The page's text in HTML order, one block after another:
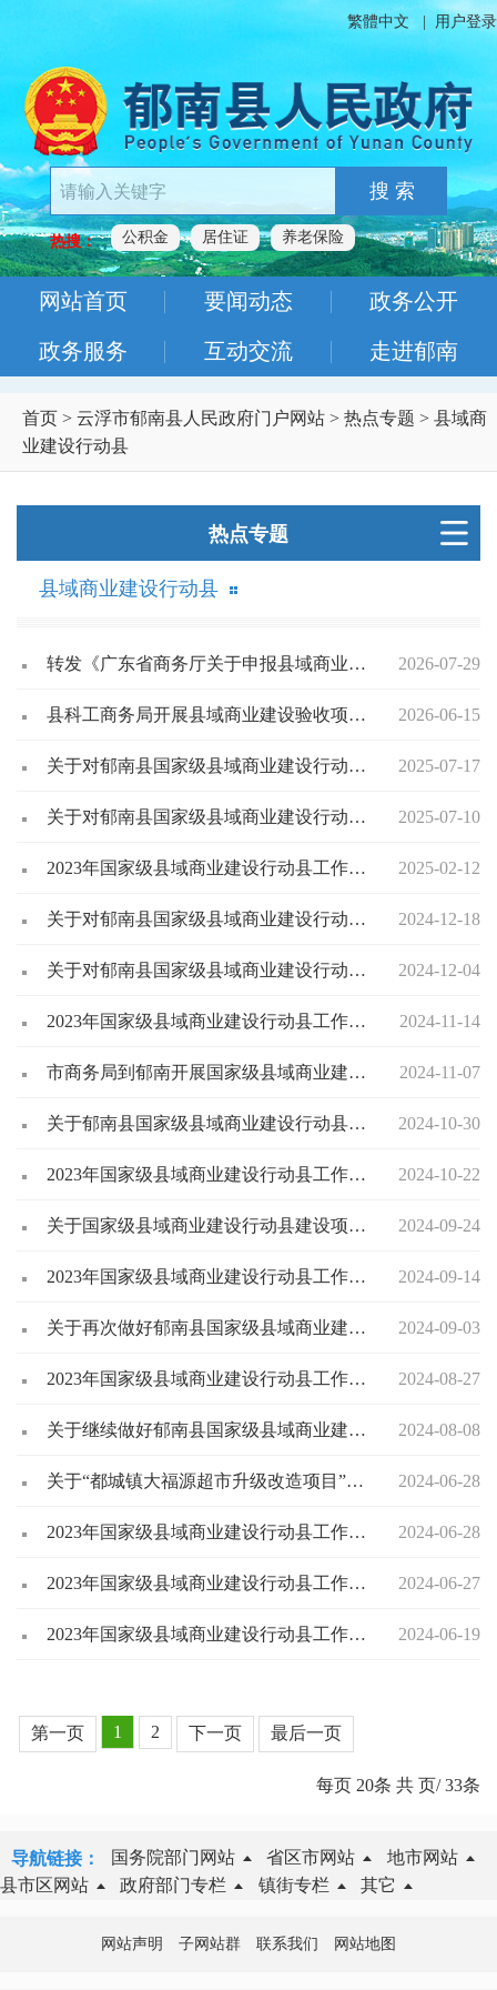
繁體中文 用户登录
搜 索
热搜： 公积金 居住证 养老保险
网站首页 要闻动态 政务公开
政务服务 互动交流 走进郁南
首页 > 云浮市郁南县人民政府门户网站 > 热点专题 > 县域商
业建设行动县
热点专题
县域商业建设行动县
转发《广东省商务厅关于申报县域商业建设专项资金项目的通知》的通知 2026-07-29
县科工商务局开展县域商业建设验收项目回访工作情况简报 2026-06-15
关于对郁南县国家级县域商业建设行动县项目（第四批）验收结果的公示 2025-07-17
关于对郁南县国家级县域商业建设行动县验收不通过项目的公示 2025-07-10
2023年国家级县域商业建设行动县工作简报（第13期） 2025-02-12
关于对郁南县国家级县域商业建设行动县项目（第三批）验收结果的公示 2024-12-18
关于对郁南县国家级县域商业建设行动县项目（第二批）验收结果的公示 2024-12-04
2023年国家级县域商业建设行动县工作简报（第12期） 2024-11-14
市商务局到郁南开展国家级县域商业建设行动县项目调研工作 2024-11-07
关于郁南县国家级县域商业建设行动县建设项目的公示 2024-10-30
2023年国家级县域商业建设行动县工作简报（第11期） 2024-10-22
关于国家级县域商业建设行动县建设项目的公示 2024-09-24
2023年国家级县域商业建设行动县工作简报（第10期） 2024-09-14
关于再次做好郁南县国家级县域商业建设行动县项目库调整项目申报的通知 2024-09-03
2023年国家级县域商业建设行动县工作简报（第9期） 2024-08-27
关于继续做好郁南县国家级县域商业建设行动县项目库调整项目申报的通知 2024-08-08
关于“都城镇大福源超市升级改造项目”、“千官镇农产品供应链项目”退出郁南县国家级县域商业建设行动县项目库的公示 2024-06-28
2023年国家级县域商业建设行动县工作简报（第8期） 2024-06-28
2023年国家级县域商业建设行动县工作简报（第7期） 2024-06-27
2023年国家级县域商业建设行动县工作简报（第6期） 2024-06-19
第一页 1 2 下一页 最后一页
每页 20条 共 页/33条
导航链接： 国务院部门网站 省区市网站
地市网站
县市区网站
政府部门专栏 镇街专栏 其它
网站声明 子网站群 联系我们 网站地图